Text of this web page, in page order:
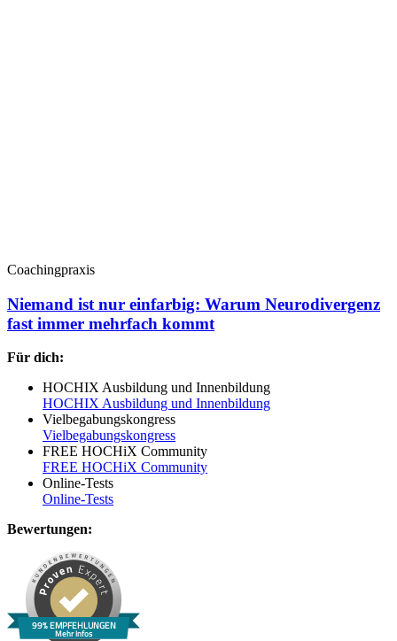
Coachingpraxis
Niemand ist nur einfarbig: Warum Neurodivergenz
fast immer mehrfach kommt
Für dich:
HOCHIX Ausbildung und Innenbildung
HOCHIX Ausbildung und Innenbildung
Vielbegabungskongress
Vielbegabungskongress
FREE HOCHiX Community
FREE HOCHiX Community
Online-Tests
Online-Tests
Bewertungen:
99% EMPFEHLUNGEN
Mehr Infos